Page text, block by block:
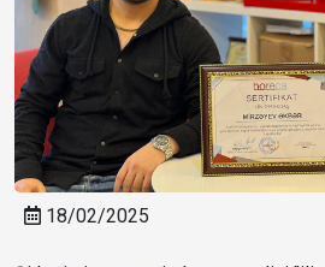
18/02/2025